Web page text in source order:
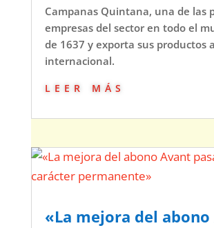
Campanas Quintana, una de las
empresas del sector en todo el
de 1637 y exporta sus productos
internacional.
leer más
«La mejora del